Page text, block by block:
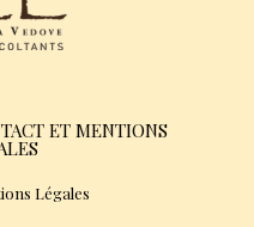
ET MENTIONS
Légales